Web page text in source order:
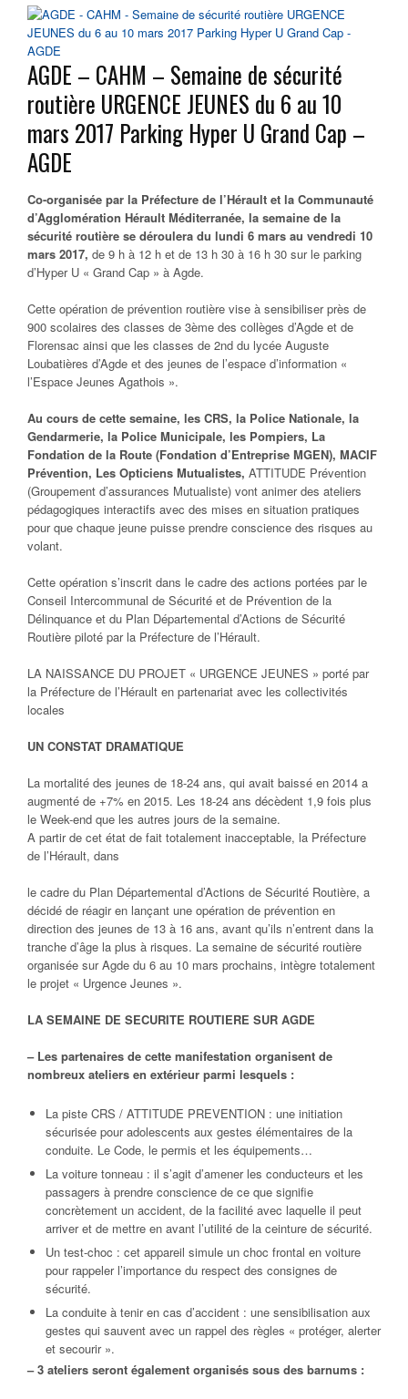
AGDE – CAHM – Semaine de sécurité
routière URGENCE JEUNES du 6 au 10
mars 2017 Parking Hyper U Grand Cap –
AGDE
Co-organisée par la Préfecture de l’Hérault et la Communauté
d’Agglomération Hérault Méditerranée, la semaine de la
sécurité routière se déroulera du lundi 6 mars au vendredi 10
mars 2017, de 9 h à 12 h et de 13 h 30 à 16 h 30 sur le parking
d’Hyper U « Grand Cap » à Agde.
Cette opération de prévention routière vise à sensibiliser près de
900 scolaires des classes de 3ème des collèges d’Agde et de
Florensac ainsi que les classes de 2nd du lycée Auguste
Loubatières d’Agde et des jeunes de l’espace d’information «
l’Espace Jeunes Agathois ».
Au cours de cette semaine, les CRS, la Police Nationale, la
Gendarmerie, la Police Municipale, les Pompiers, La
Fondation de la Route (Fondation d’Entreprise MGEN), MACIF
Prévention, Les Opticiens Mutualistes, ATTITUDE Prévention
(Groupement d’assurances Mutualiste) vont animer des ateliers
pédagogiques interactifs avec des mises en situation pratiques
pour que chaque jeune puisse prendre conscience des risques au
volant.
Cette opération s’inscrit dans le cadre des actions portées par le
Conseil Intercommunal de Sécurité et de Prévention de la
Délinquance et du Plan Départemental d’Actions de Sécurité
Routière piloté par la Préfecture de l’Hérault.
LA NAISSANCE DU PROJET « URGENCE JEUNES » porté par
la Préfecture de l’Hérault en partenariat avec les collectivités
locales
UN CONSTAT DRAMATIQUE
La mortalité des jeunes de 18-24 ans, qui avait baissé en 2014 a
augmenté de +7% en 2015. Les 18-24 ans décèdent 1,9 fois plus
le Week-end que les autres jours de la semaine.
A partir de cet état de fait totalement inacceptable, la Préfecture
de l’Hérault, dans
le cadre du Plan Départemental d’Actions de Sécurité Routière, a
décidé de réagir en lançant une opération de prévention en
direction des jeunes de 13 à 16 ans, avant qu’ils n’entrent dans la
tranche d’âge la plus à risques. La semaine de sécurité routière
organisée sur Agde du 6 au 10 mars prochains, intègre totalement
le projet « Urgence Jeunes ».
LA SEMAINE DE SECURITE ROUTIERE SUR AGDE
– Les partenaires de cette manifestation organisent de
nombreux ateliers en extérieur parmi lesquels :
La piste CRS / ATTITUDE PREVENTION : une initiation
sécurisée pour adolescents aux gestes élémentaires de la
conduite. Le Code, le permis et les équipements…
La voiture tonneau : il s’agit d’amener les conducteurs et les
passagers à prendre conscience de ce que signifie
concrètement un accident, de la facilité avec laquelle il peut
arriver et de mettre en avant l’utilité de la ceinture de sécurité.
Un test-choc : cet appareil simule un choc frontal en voiture
pour rappeler l’importance du respect des consignes de
sécurité.
La conduite à tenir en cas d’accident : une sensibilisation aux
gestes qui sauvent avec un rappel des règles « protéger, alerter
et secourir ».
– 3 ateliers seront également organisés sous des barnums :